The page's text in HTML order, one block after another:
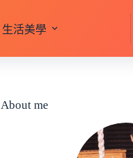
生活美學
About me